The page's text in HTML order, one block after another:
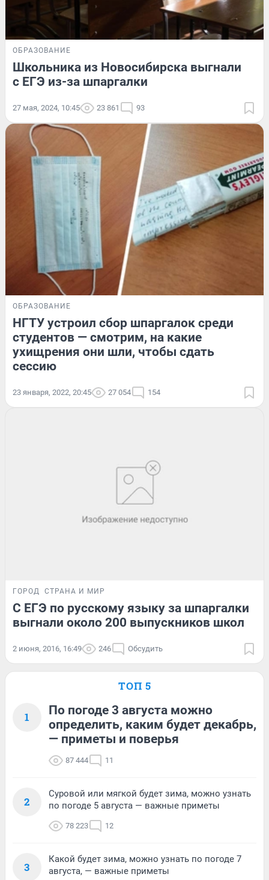
ОБРАЗОВАНИЕ
Школьника из Новосибирска выгнали
с ЕГЭ из-за шпаргалки
27 мая, 2024, 10:45 23 861 93
ОБРАЗОВАНИЕ
НГТУ устроил сбор шпаргалок среди
студентов — смотрим, на какие
ухищрения они шли, чтобы сдать
сессию
23 января, 2022, 20:45 27 054 154
ГОРОД СТРАНА И МИР
С ЕГЭ по русскому языку за шпаргалки
выгнали около 200 выпускников школ
2 июня, 2016, 16:49 246 Обсудить
ТОП 5
1
По погоде 3 августа можно
определить, каким будет декабрь,
— приметы и поверья
87 444 11
2
Суровой или мягкой будет зима, можно узнать
по погоде 5 августа — важные приметы
78 223 12
3
Какой будет зима, можно узнать по погоде 7
августа, — важные приметы